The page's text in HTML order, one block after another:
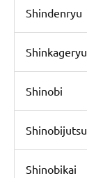
Shindenryu
Shinkageryu
Shinobi
Shinobijutsu
Shinobikai